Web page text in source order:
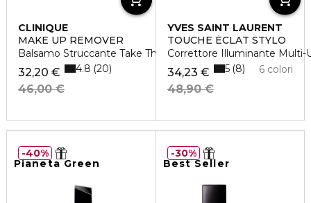
CLINIQUE
MAKE UP REMOVER
Balsamo Struccante Take The Day Off
32,20 €
46,00 €
4.8 20
YVES SAINT LAURENT
TOUCHE ÉCLAT STYLO
Correttore Illuminante Multi-
34,23 €
48,90 €
6 colori
5 8
Pianeta Green
40%
Best Seller
30%